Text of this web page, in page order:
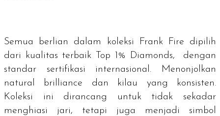
Semua berlian dalam koleksi Frank Fire dipilih
dari kualitas terbaik Top 1% Diamonds, dengan
standar sertifikasi internasional. Menonjolkan
natural brilliance dan kilau yang konsisten.
Koleksi ini dirancang untuk tidak sekadar
menghiasi jari, tetapi juga menjadi simbol